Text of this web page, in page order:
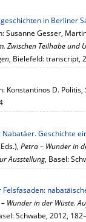
in Berliner
Susanne Gesser,
Zwischen Teilhabe und
, Bielefeld: transcript,
Konstantinos D. Politis,
Geschichte
Petra – Wunder in
Ausstellung, Basel:
Wunder in der Wüste.
Schwabe, 2012,